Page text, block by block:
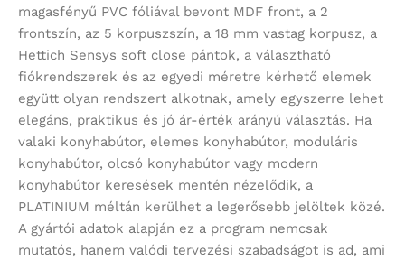
magasfényű PVC fóliával bevont MDF front, a 2
frontszín, az 5 korpuszszín, a 18 mm vastag korpusz, a
Hettich Sensys soft close pántok, a választható
fiókrendszerek és az egyedi méretre kérhető elemek
együtt olyan rendszert alkotnak, amely egyszerre lehet
elegáns, praktikus és jó ár-érték arányú választás. Ha
valaki konyhabútor, elemes konyhabútor, moduláris
konyhabútor, olcsó konyhabútor vagy modern
konyhabútor keresések mentén nézelődik, a
PLATINIUM méltán kerülhet a legerősebb jelöltek közé.
A gyártói adatok alapján ez a program nemcsak
mutatós, hanem valódi tervezési szabadságot is ad, ami